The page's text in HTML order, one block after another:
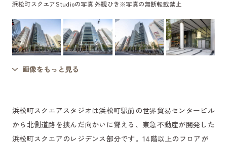
浜松町スクエアStudioの写真 外観ひき※写真の無断転載禁止
画像をもっと見る
浜松町スクエアスタジオは浜松町駅前の世界貿易センタービル
から北側道路を挟んだ向かいに聳える、東急不動産が開発した
浜松町スクエアのレジデンス部分です。14階以上のフロアが